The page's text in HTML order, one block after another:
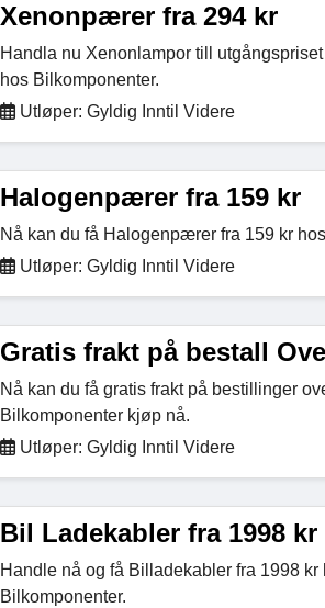
Xenonpærer fra 294 kr
Handla nu Xenonlampor till
hos Bilkomponenter.
Utløper: Gyldig Inntil Videre
Halogenpærer fra 159 kr
Nå kan du få Halogenpærer fra 159 kr
Utløper: Gyldig Inntil Videre
Gratis frakt på bestall
Nå kan du få gratis frakt på bestillinger
Bilkomponenter kjøp nå.
Utløper: Gyldig Inntil Videre
Bil Ladekabler fra 1998 kr
Handle nå og få Billadekabler fra 1998 kr
Bilkomponenter.